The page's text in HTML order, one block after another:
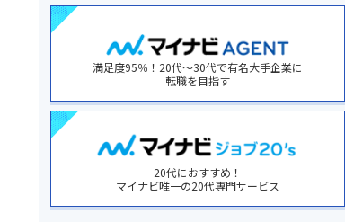
満足度95％！20代～30代で有名大手企業に
転職を目指す
20代におすすめ！
マイナビ唯一の20代専門サービス